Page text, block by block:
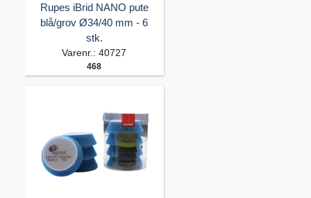
Rupes iBrid NANO pute
blå/grov Ø34/40 mm - 6
stk.
Varenr.: 40727
468